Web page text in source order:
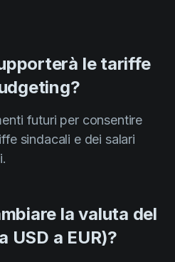
le tariffe
futuri per consentire
sindacali e dei salari
la valuta del
USD a EUR)?